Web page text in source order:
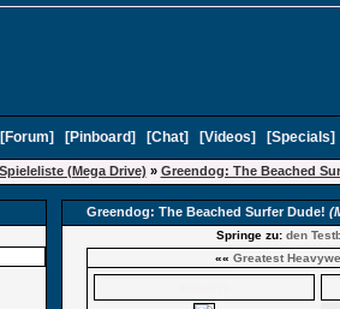
[Forum] [Pinboard] [Chat] [Videos] [Specials
Spieleliste (Mega Drive) » Greendog: The Beached
Greendog: The Beached Surfer Dude!
Springe zu: den
«« Greatest